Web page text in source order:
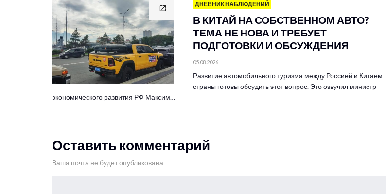
ДНЕВНИК НАБЛЮДЕНИЙ
В КИТАЙ НА СОБСТВЕННОМ АВТО?
ТЕМА НЕ НОВА И ТРЕБУЕТ
ПОДГОТОВКИ И ОБСУЖДЕНИЯ
05.08.2026
Развитие автомобильного туризма между Россией и Китаем
страны готовы обсудить этот вопрос. Это озвучил министр
экономического развития РФ Максим…
Оставить комментарий
Ваша почта не будет опубликована